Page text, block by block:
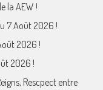
la AEW !
7 Août 2026 !
2026 !
2026 !
Rescpect entre